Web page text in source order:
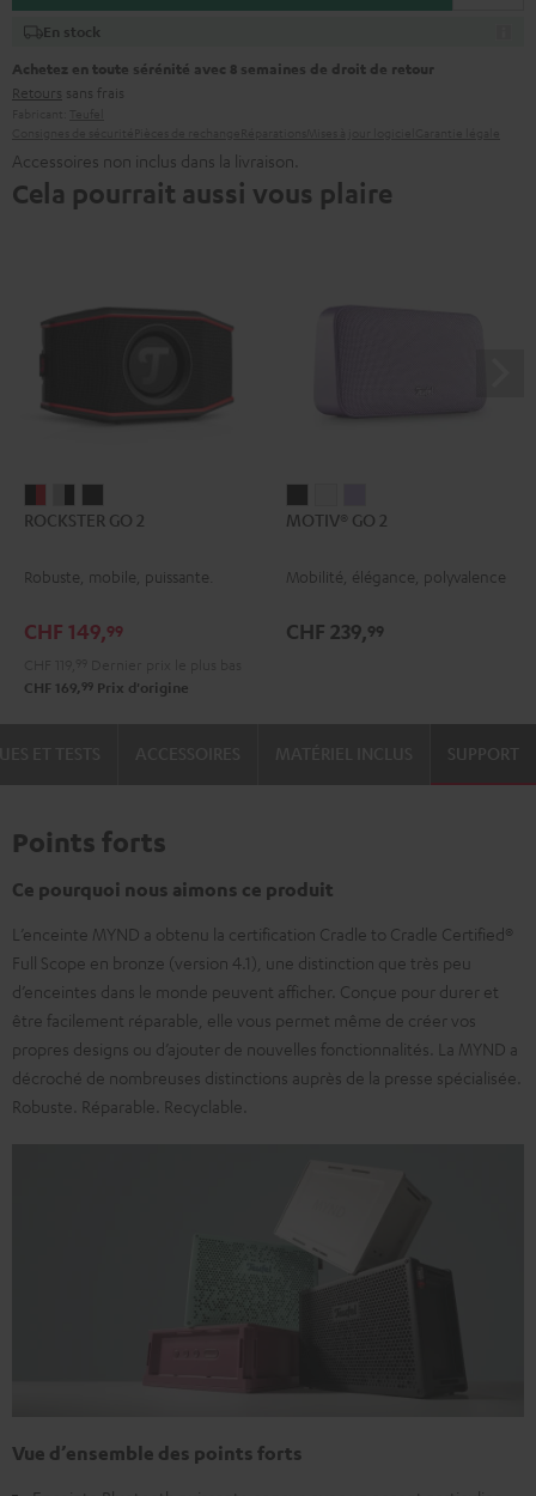
En stock
Achetez en toute sérénité avec 8 semaines de droit de retour
Retours sans frais
Accessoires non inclus dans la livraison.
Cela pourrait aussi vous plaire
GO
Noir
Rouge
GO
Gray
Black
GO
Night
ROCKSTER GO 2
Robuste, mobile, puissante.
CHF 149,99
CHF 169, 99 Prix d'origine
GO
Night
GO
Silver
GO
Soft
MOTIV® GO 2
Mobilité, élégance, polyvalence
CHF 239,99
SUPPORT
Points forts
Ce pourquoi nous aimons ce produit
L’enceinte MYND a obtenu la certification Cradle to Cradle Certified®
Full Scope en bronze (version 4.1), une distinction que très peu
d’enceintes dans le monde peuvent afficher. Conçue pour durer et
être facilement réparable, elle vous permet même de créer vos
propres designs ou d’ajouter de nouvelles fonctionnalités. La MYND a
décroché de nombreuses distinctions auprès de la presse spécialisée.
Robuste. Réparable. Recyclable.
Vue d’ensemble des points forts